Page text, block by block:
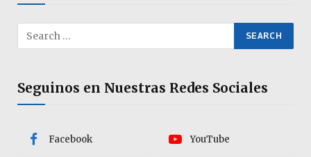
Seguinos en Nuestras Redes Sociales
Facebook YouTube